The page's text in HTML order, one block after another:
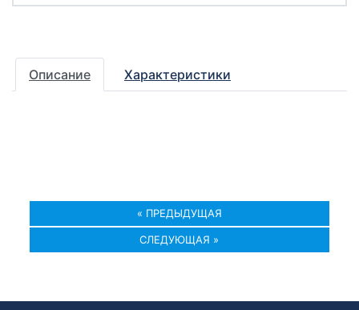
Описание Характеристики
« ПРЕДЫДУЩАЯ
СЛЕДУЮЩАЯ »